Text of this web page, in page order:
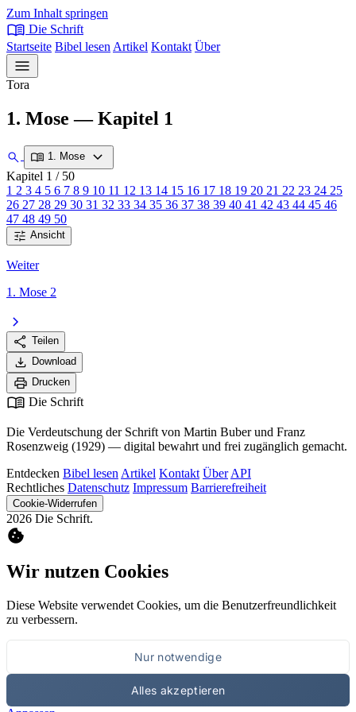
Zum Inhalt springen
menu_book Die Schrift
Startseite Bibel lesen Artikel Kontakt Über
menu
Tora
1. Mose — Kapitel 1
search menu_book 1. Mose expand_more
Kapitel 1 / 50
1 2 3 4 5 6 7 8 9 10 11 12 13 14 15 16 17 18 19 20 21 22 23 24 25
26 27 28 29 30 31 32 33 34 35 36 37 38 39 40 41 42 43 44 45 46
47 48 49 50
tune Ansicht
Weiter
1. Mose 2
chevron_right
share Teilen
download Download
print Drucken
menu_book Die Schrift
Die Verdeutschung der Schrift von Martin Buber und Franz
Rosenzweig (1929) — digital bewahrt und frei zugänglich gemacht.
Entdecken Bibel lesen Artikel Kontakt Über API
Rechtliches Datenschutz Impressum Barrierefreiheit
Cookie-Widerrufen
2026 Die Schrift.
cookie
Wir nutzen Cookies
Diese Website verwendet Cookies, um die Benutzerfreundlichkeit
zu verbessern.
Nur notwendige
Alles akzeptieren